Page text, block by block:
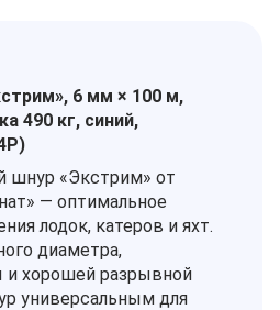
6 мм × 100 м,
490 кг, синий,
шнур «Экстрим» от
— оптимальное
лодок, катеров и яхт.
диаметра,
и хорошей разрывной
универсальным для